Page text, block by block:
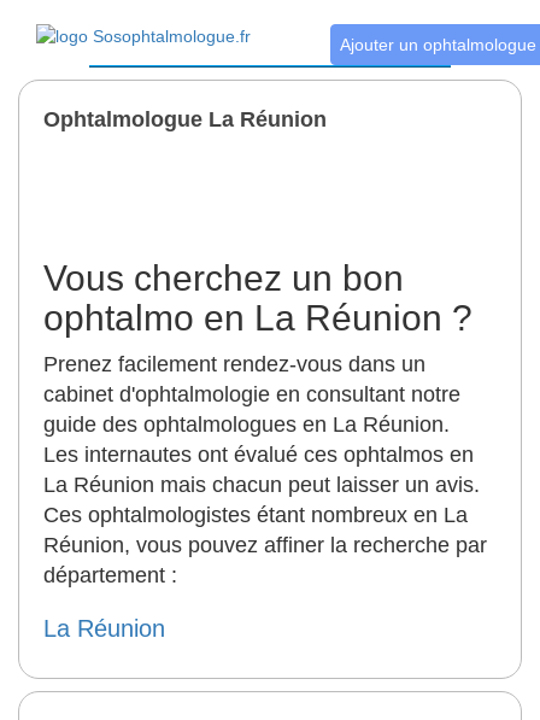
Ajouter un ophtalmologue
Ophtalmologue La Réunion
Vous cherchez un bon
ophtalmo en La Réunion ?
Prenez facilement rendez-vous dans un
cabinet d'ophtalmologie en consultant notre
guide des ophtalmologues en La Réunion.
Les internautes ont évalué ces ophtalmos en
La Réunion mais chacun peut laisser un avis.
Ces ophtalmologistes étant nombreux en La
Réunion, vous pouvez affiner la recherche par
département :
La Réunion